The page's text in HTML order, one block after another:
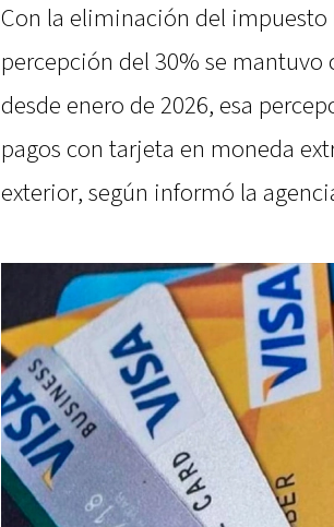
Con la eliminación del impuesto
percepción del 30% se
desde enero de 2026, esa
pagos con tarjeta en moneda
exterior, según informó la